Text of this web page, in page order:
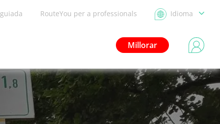
RouteYou per a professionals Idioma
Millorar